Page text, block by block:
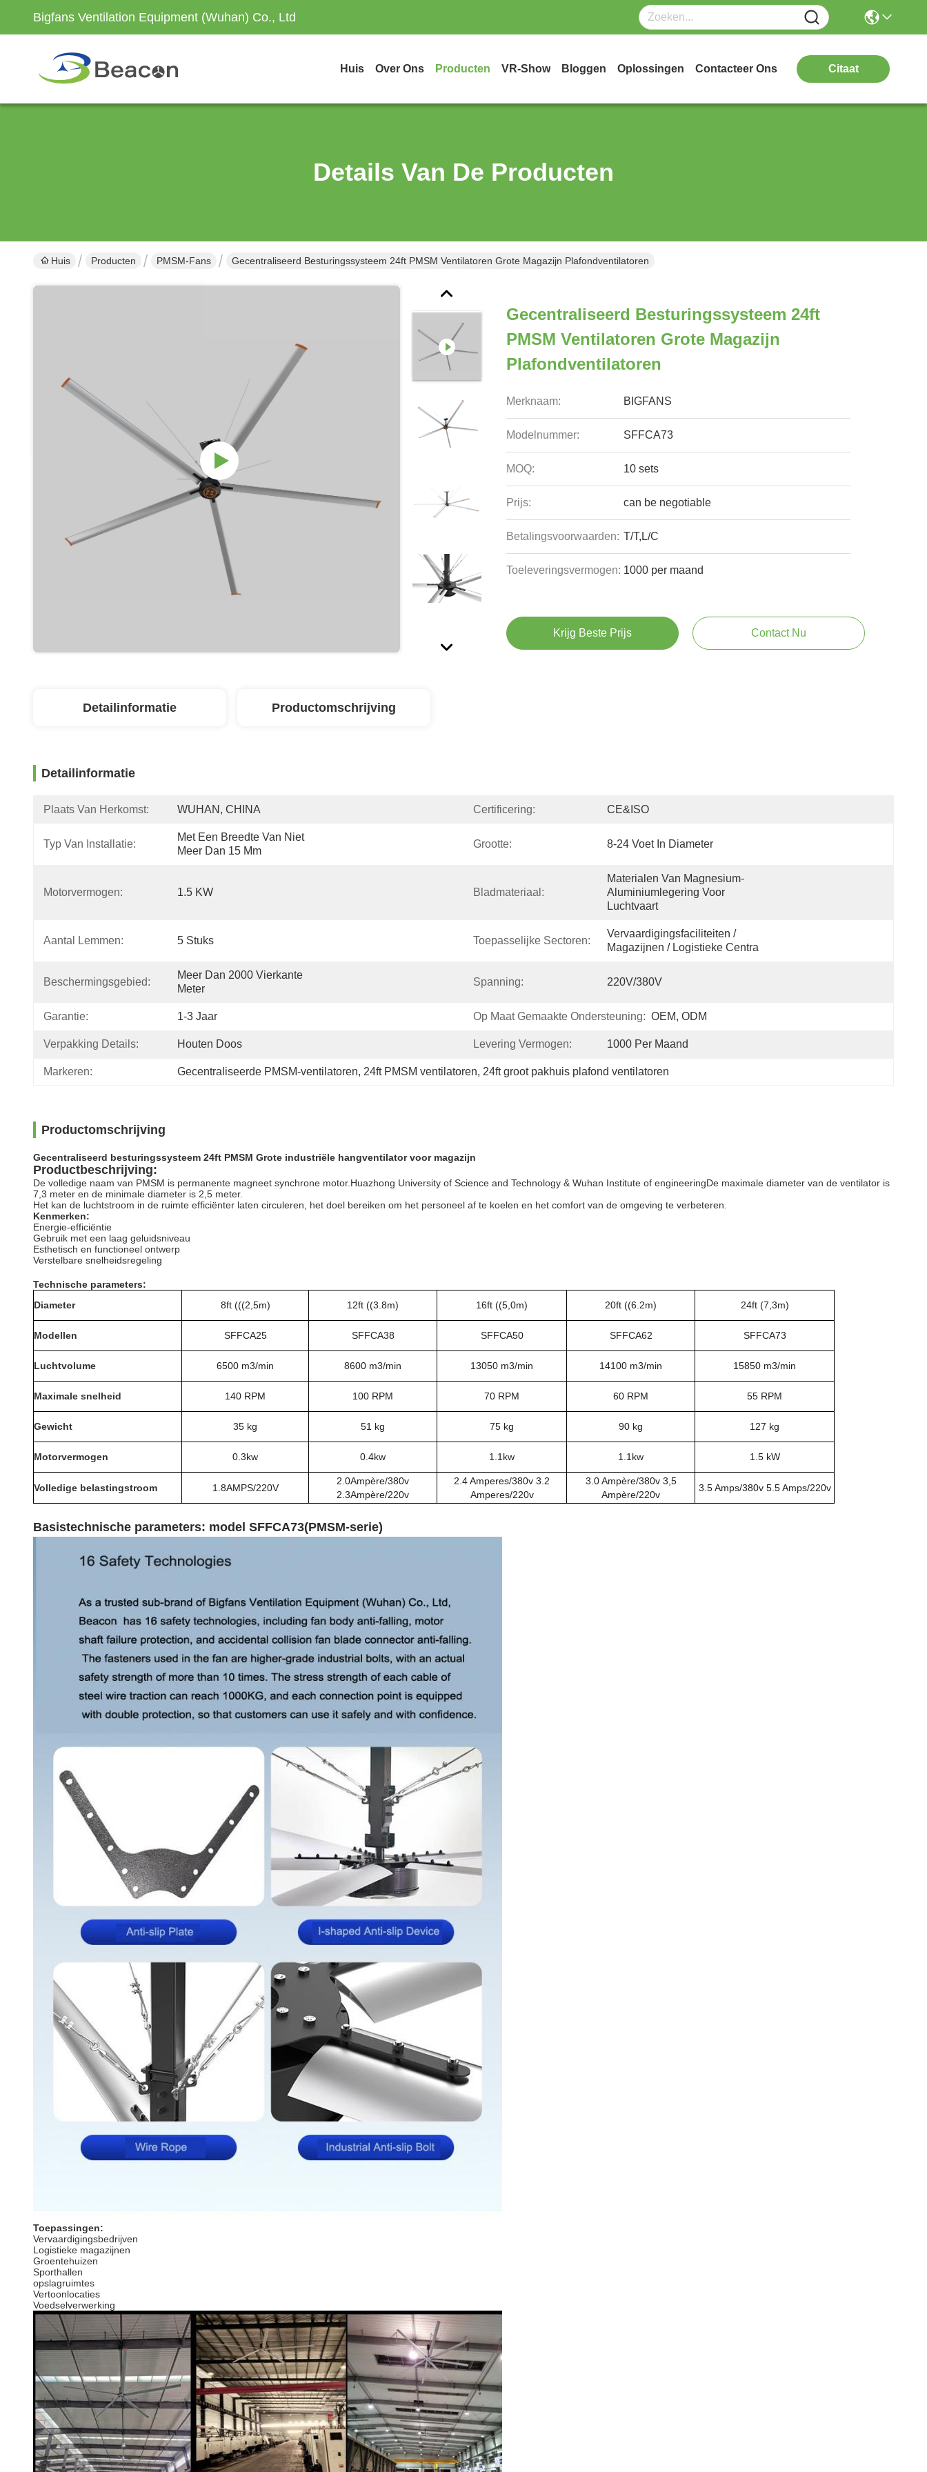
Bigfans Ventilation Equipment (Wuhan) Co., Ltd
Huis Over Ons Producten VR-Show Bloggen Oplossingen Contacteer Ons Citaat
Details Van De Producten
Huis Producten PMSM-Fans Gecentraliseerd Besturingssysteem 24ft PMSM Ventilatoren Grote Magazijn Plafondventilatoren
Gecentraliseerd Besturingssysteem 24ft
PMSM Ventilatoren Grote Magazijn
Plafondventilatoren
Merknaam: BIGFANS
Modelnummer: SFFCA73
MOQ: 10 sets
Prijs: can be negotiable
Betalingsvoorwaarden: T/T,L/C
Toeleveringsvermogen: 1000 per maand
Krijg Beste Prijs Contact Nu
Detailinformatie Productomschrijving
Detailinformatie
Plaats Van Herkomst: WUHAN, CHINA Certificering: CE&ISO
Typ Van Installatie:
Met Een Breedte Van Niet
Meer Dan 15 Mm
Grootte: 8-24 Voet In Diameter
Motorvermogen: 1.5 KW Bladmateriaal:
Materialen Van Magnesium-
Aluminiumlegering Voor
Luchtvaart
Aantal Lemmen: 5 Stuks Toepasselijke Sectoren:
Vervaardigingsfaciliteiten /
Magazijnen / Logistieke Centra
Beschermingsgebied:
Meer Dan 2000 Vierkante
Meter
Spanning: 220V/380V
Garantie: 1-3 Jaar Op Maat Gemaakte Ondersteuning: OEM, ODM
Verpakking Details: Houten Doos Levering Vermogen: 1000 Per Maand
Markeren: Gecentraliseerde PMSM-ventilatoren, 24ft PMSM ventilatoren, 24ft groot pakhuis plafond ventilatoren
Productomschrijving
Gecentraliseerd besturingssysteem 24ft PMSM Grote industriële hangventilator voor magazijn
Productbeschrijving:
De volledige naam van PMSM is permanente magneet synchrone motor.Huazhong University of Science and Technology & Wuhan Institute of engineeringDe maximale diameter van de ventilator is
7,3 meter en de minimale diameter is 2,5 meter.
Het kan de luchtstroom in de ruimte efficiënter laten circuleren, het doel bereiken om het personeel af te koelen en het comfort van de omgeving te verbeteren.
Kenmerken:
Energie-efficiëntie
Gebruik met een laag geluidsniveau
Esthetisch en functioneel ontwerp
Verstelbare snelheidsregeling
Technische parameters:
Diameter
8ft (((2,5m) 12ft ((3.8m) 16ft ((5,0m) 20ft ((6.2m) 24ft (7,3m)
Modellen SFFCA25 SFFCA38 SFFCA50 SFFCA62 SFFCA73
Luchtvolume 6500 m3/min 8600 m3/min 13050 m3/min 14100 m3/min 15850 m3/min
Maximale snelheid 140 RPM 100 RPM 70 RPM 60 RPM 55 RPM
Gewicht 35 kg 51 kg 75 kg 90 kg 127 kg
Motorvermogen 0.3kw 0.4kw 1.1kw 1.1kw 1.5 kW
Volledige belastingstroom 1.8AMPS/220V
2.0Ampère/380v
2.3Ampère/220v
2.4 Amperes/380v 3.2
Amperes/220v
3.0 Ampère/380v 3,5
Ampère/220v
3.5 Amps/380v 5.5 Amps/220v
Basistechnische parameters: model SFFCA73(PMSM-serie)
Toepassingen:
Vervaardigingsbedrijven
Logistieke magazijnen
Groentehuizen
Sporthallen
opslagruimtes
Vertoonlocaties
Voedselverwerking